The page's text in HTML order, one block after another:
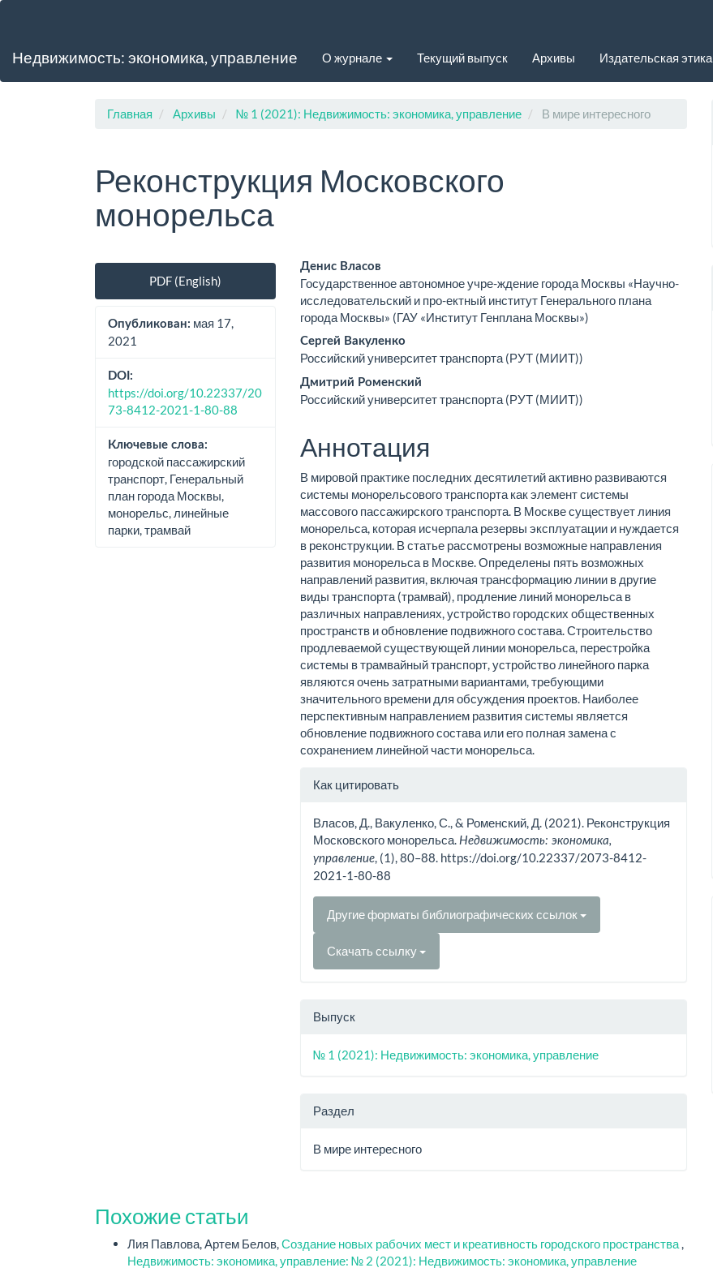
Основное
Недвижимость: экономика, управление О журнале Текущий выпуск Архивы Издательская этика
Главная Архивы № 1 (2021): Недвижимость: экономика, управление В мире интересного
Реконструкция Московского
монорельса
Боковая
панель
статьи
PDF (English)
Опубликован: мая 17,
2021
DOI:
https://doi.org/10.22337/20
73-8412-2021-1-80-88
Ключевые слова:
городской пассажирский
транспорт, Генеральный
план города Москвы,
монорельс, линейные
парки, трамвай
Основное
содержимое
статьи
Денис Власов
Государственное автономное учре-ждение города Москвы «Научно-
исследовательский и про-ектный институт Генерального плана
города Москвы» (ГАУ «Институт Генплана Москвы»)
Сергей Вакуленко
Российский университет транспорта (РУТ (МИИТ))
Дмитрий Роменский
Российский университет транспорта (РУТ (МИИТ))
Аннотация
В мировой практике последних десятилетий активно развиваются
системы монорельсового транспорта как элемент системы
массового пассажирского транспорта. В Москве существует линия
монорельса, которая исчерпала резервы эксплуатации и нуждается
в реконструкции. В статье рассмотрены возможные направления
развития монорельса в Москве. Определены пять возможных
направлений развития, включая трансформацию линии в другие
виды транспорта (трамвай), продление линий монорельса в
различных направлениях, устройство городских общественных
пространств и обновление подвижного состава. Строительство
продлеваемой существующей линии монорельса, перестройка
системы в трамвайный транспорт, устройство линейного парка
являются очень затратными вариантами, требующими
значительного времени для обсуждения проектов. Наиболее
перспективным направлением развития системы является
обновление подвижного состава или его полная замена с
сохранением линейной части монорельса.
Информация
Как цитировать
Власов, Д., Вакуленко, С., & Роменский, Д. (2021). Реконструкция
Московского монорельса. Недвижимость: экономика,
управление , (1), 80–88. https://doi.org/10.22337/2073-8412-
2021-1-80-88
Другие форматы библиографических ссылок
Скачать ссылку
Выпуск
№ 1 (2021): Недвижимость: экономика, управление
Раздел
В мире интересного
Похожие статьи
Лия Павлова, Артем Белов,Создание новых рабочих мест и креативность городского пространства,
Недвижимость: экономика, управление: № 2 (2021): Недвижимость: экономика, управление